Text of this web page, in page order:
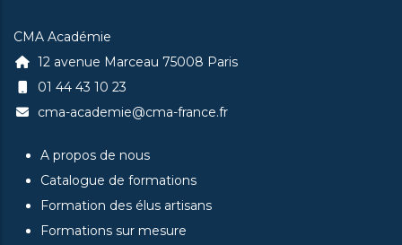
CMA Académie
12 avenue Marceau 75008 Paris
01 44 43 10 23
cma-academie@cma-france.fr
A propos de nous
Catalogue de formations
Formation des élus artisans
Formations sur mesure